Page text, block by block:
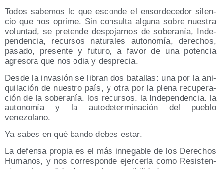
Todos sabe­mos lo que escon­de el ensor­de­ce­dor silen­
cio que nos opri­me. Sin con­sul­ta algu­na sobre nues­tra
volun­tad, se pre­ten­de des­po­jar­nos de sobe­ra­nía, Inde­
pen­den­cia, recur­sos natu­ra­les auto­no­mía, dere­chos,
pasa­do, pre­sen­te y futu­ro, a favor de una poten­cia
agre­so­ra que nos odia y desprecia.
Des­de la inva­sión se libran dos bata­llas: una por la ani­
qui­la­ción de nues­tro país, y otra por la ple­na recu­pe­ra­
ción de la sobe­ra­nía, los recur­sos, la Inde­pen­den­cia, la
auto­no­mía y la auto­de­ter­mi­na­ción del pue­blo
venezolano.
Ya sabes en qué ban­do debes estar.
La defen­sa pro­pia es el más inne­ga­ble de los Dere­chos
Huma­nos, y nos corres­pon­de ejer­cer­la como Resis­ten­